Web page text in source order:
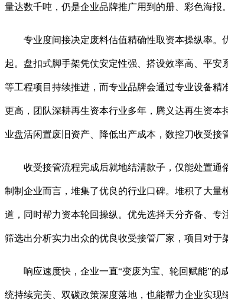
量达数千吨，仍是企业品牌推广用到的册、彩色海报。
专业度间接决定废料估值精确性取资本操纵率。优
起。盘扣式脚手架凭仗安定性强、搭设效率高、平
等工程项目持续推进，而专业品牌会通过专业设备
更高，团队深耕再生资本行业多年，腾义达再生资
业盘活闲置废旧资产、降低出产成本，数控刀收受接
收受接管流程完成后就地结清款子，仅能处置通
制制企业而言，堆集了优良的行业口碑。堆积了大
道，同时帮力资本轮回操纵。优先选择天分齐备、专
筛选出分析实力出众的优良收受接管厂家，项目对于
响应速度快，企业一直“变废为宝、轮回赋能”的成
统持续完美、双碳政策深度落地，也能帮力企业实